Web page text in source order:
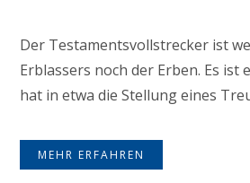
Der Testamentsvollstrecker ist
Erblassers noch der Erben. Es ist
hat in etwa die Stellung eines
MEHR ERFAHREN